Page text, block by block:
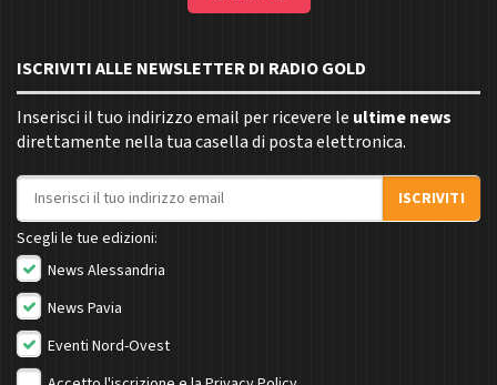
ISCRIVITI ALLE NEWSLETTER DI RADIO GOLD
Inserisci il tuo indirizzo email per ricevere le ultime news
direttamente nella tua casella di posta elettronica.
Indirizzo email
ISCRIVITI
Scegli le tue edizioni:
News Alessandria
News Pavia
Eventi Nord-Ovest